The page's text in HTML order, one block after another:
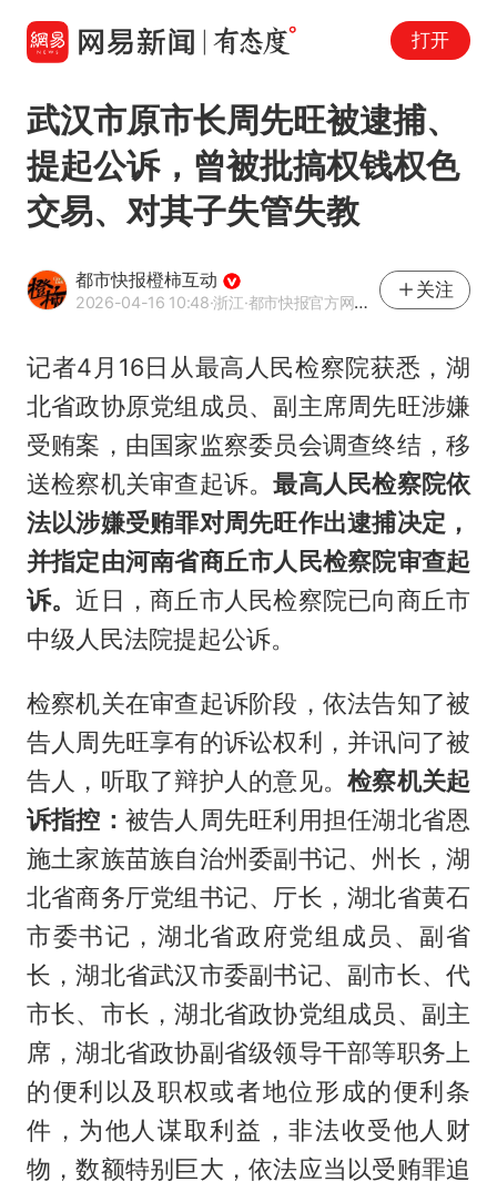
打开
武汉市原市长周先旺被逮捕、
提起公诉，曾被批搞权钱权色
交易、对其子失管失教
都市快报橙柿互动
2026-04-16 10:48·浙江·都市快报官方网易号
关注
记者4月16日从最高人民检察院获悉，湖
北省政协原党组成员、副主席周先旺涉嫌
受贿案，由国家监察委员会调查终结，移
送检察机关审查起诉。最高人民检察院依
法以涉嫌受贿罪对周先旺作出逮捕决定，
并指定由河南省商丘市人民检察院审查起
诉。近日，商丘市人民检察院已向商丘市
中级人民法院提起公诉。
检察机关在审查起诉阶段，依法告知了被
告人周先旺享有的诉讼权利，并讯问了被
告人，听取了辩护人的意见。检察机关起
诉指控： 被告人周先旺利用担任湖北省恩
施土家族苗族自治州委副书记、州长，湖
北省商务厅党组书记、厅长，湖北省黄石
市委书记，湖北省政府党组成员、副省
长，湖北省武汉市委副书记、副市长、代
市长、市长，湖北省政协党组成员、副主
席，湖北省政协副省级领导干部等职务上
的便利以及职权或者地位形成的便利条
件，为他人谋取利益，非法收受他人财
物，数额特别巨大，依法应当以受贿罪追